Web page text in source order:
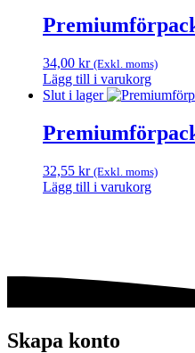
kan
väljas
på
produktsidan
34,00 kr (Exkl. moms)
Lägg till i varukorg
Slut i lager
32,55 kr (Exkl. moms)
Lägg till i varukorg
Skapa konto